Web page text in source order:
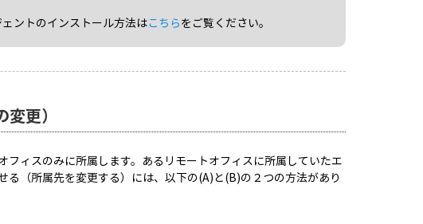
ェントのインストール方法はこちらをご覧ください。
更）
ィスのみに所属します。あるリモートオフィスに所属していたエ
（所属先を変更する）には、以下の(A)と(B)の２つの方法があり